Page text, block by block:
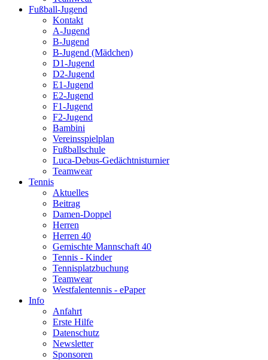
Fußball-Jugend
Kontakt
A-Jugend
B-Jugend
B-Jugend (Mädchen)
D1-Jugend
D2-Jugend
E1-Jugend
E2-Jugend
F1-Jugend
F2-Jugend
Bambini
Vereinsspielplan
Fußballschule
Luca-Debus-Gedächtnisturnier
Teamwear
Tennis
Aktuelles
Beitrag
Damen-Doppel
Herren
Herren 40
Gemischte Mannschaft 40
Tennis - Kinder
Tennisplatzbuchung
Teamwear
Westfalentennis - ePaper
Info
Anfahrt
Erste Hilfe
Datenschutz
Newsletter
Sponsoren